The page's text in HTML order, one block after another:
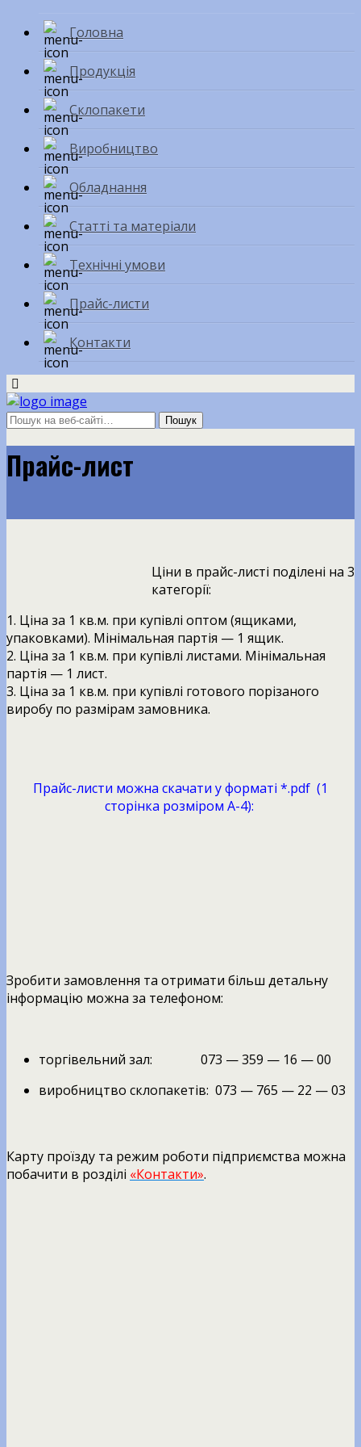
Головна
Продукція
Склопакети
Виробництво
Обладнання
Статті та матеріали
Технічні умови
Прайс-листи
Контакти
Прайс-лист
Ціни в прайс-листі поділені на 3
категорії:
1. Ціна за 1 кв.м. при купівлі оптом (ящиками,
упаковками). Мінімальная партія — 1 ящик.
2. Ціна за 1 кв.м. при купівлі листами. Мінімальная
партія — 1 лист.
3. Ціна за 1 кв.м. при купівлі готового порізаного
виробу по размірам замовника.
Прайс-листи можна скачати у форматі *.pdf (1
сторінка розміром А-4):
Зробити замовлення та отримати більш детальну
інформацію можна за телефоном:
торгівельний зал: 073 — 359 — 16 — 00
виробництво склопакетів: 073 — 765 — 22 — 03
Карту проїзду та режим роботи підприємства можна
побачити в розділі «Контакти».